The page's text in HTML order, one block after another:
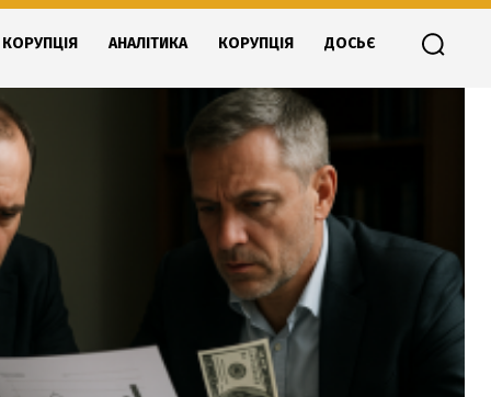
КОРУПЦІЯ АНАЛІТИКА КОРУПЦІЯ ДОСЬЄ